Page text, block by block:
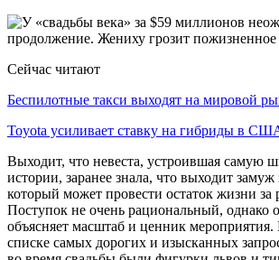
Сейчас читают
Беспилотные такси выходят на мировой
Toyota усиливает ставку на гибриды в
Выходит, что невеста, устроившая самую
истории, заранее знала, что выходит замуж
который может провести остаток жизни за
Поступок не очень рациональный, однако
объясняет масштаб и ценник
списке самых дорогих и изысканных